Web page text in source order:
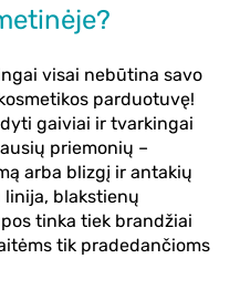
visai nebūtina savo
parduotuvę!
gaiviai ir tvarkingai
priemonių –
arba blizgį ir antakių
blakstienų
tinka tiek brandžiai
tik pradedančioms